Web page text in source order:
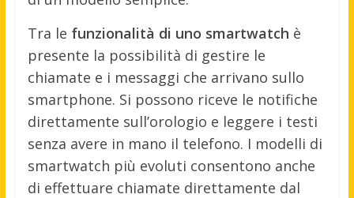
Tra le funzionalità di uno smartwatch è
presente la possibilità di gestire le
chiamate e i messaggi che arrivano sullo
smartphone. Si possono riceve le notifiche
direttamente sull’orologio e leggere i testi
senza avere in mano il telefono. I modelli di
smartwatch più evoluti consentono anche
di effettuare chiamate direttamente dal